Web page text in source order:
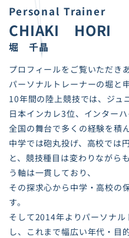
Personal Trainer
CHIAKI HORI
堀 千晶
プロフィールをご覧いただき
パーソナルトレーナーの堀と申
10年間の陸上競技では、ジュ
日本インカレ3位、インターハ
全国の舞台で多くの経験を積
中学では砲丸投げ、高校では
と、競技種目は変わりながら
う軸は一貫しており、
その探求心から中学・高校の
す。
そして2014年よりパーソナ
し、これまで幅広い年代・目